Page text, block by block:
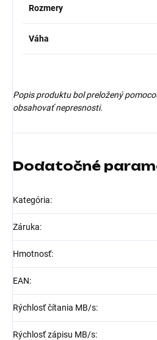
Rozmery
Váha
Popis produktu bol preložený
obsahovať nepresnosti.
Dodatočné
Kategória:
Záruka:
Hmotnosť:
EAN:
Rýchlosť čítania MB/s:
Rýchlosť zápisu MB/s: